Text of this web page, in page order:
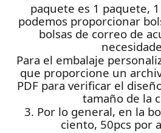
paquete es 1 paquete,
podemos proporcionar
bolsas de correo de
Para el embalaje
que proporcione un
PDF para verificar el
tamaño de la
3. Por lo general, en la
ciento, 50pcs por